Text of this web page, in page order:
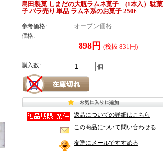
島田製菓 しまだの大瓶ラムネ菓子 (1本入）駄菓
子 バラ売り 単品 ラムネ系のお菓子 2506
参考価格: オープン価格
価格:
898円 (税抜 831円)
購入数: 個
返品についての詳細はこちら
この商品について問い合わせる
友達にメールですすめる